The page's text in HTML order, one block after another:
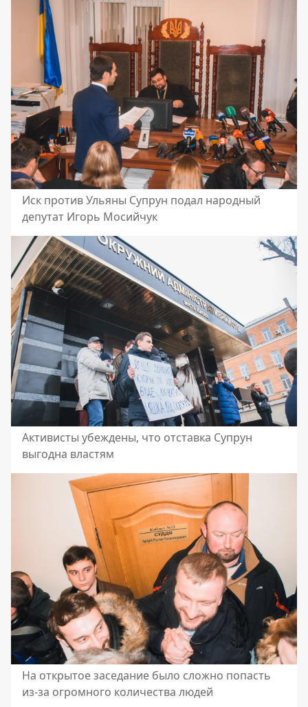
Иск против Ульяны Супрун подал народный
депутат Игорь Мосийчук
Активисты убеждены, что отставка Супрун
выгодна властям
На открытое заседание было сложно попасть
из-за огромного количества людей